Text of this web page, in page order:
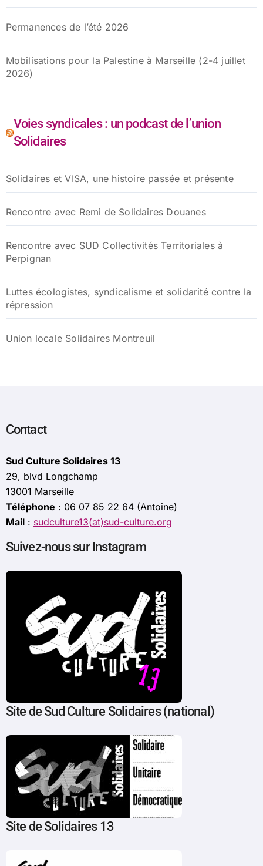
Permanences de l’été 2026
Mobilisations pour la Palestine à Marseille (2-4 juillet
2026)
Voies syndicales : un podcast de l’union
Solidaires
Solidaires et VISA, une histoire passée et présente
Rencontre avec Remi de Solidaires Douanes
Rencontre avec SUD Collectivités Territoriales à
Perpignan
Luttes écologistes, syndicalisme et solidarité contre la
répression
Union locale Solidaires Montreuil
Contact
Sud Culture Solidaires 13
29, blvd Longchamp
13001 Marseille
Téléphone : 06 07 85 22 64 (Antoine)
Mail: sudculture13(at)sud-culture.org
Suivez-nous sur Instagram
Site de Sud Culture Solidaires (national)
Site de Solidaires 13